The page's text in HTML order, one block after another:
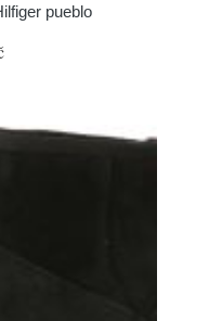
pueblo